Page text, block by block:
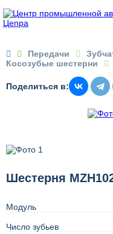
 Передачи
Косозубые шестерни
Поделиться в:
Шестерня
Модуль
Число зубьев